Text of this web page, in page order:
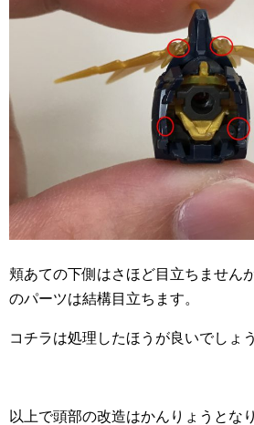
頬あての下側はさほど目立ちません
のパーツは結構目立ちます。
コチラは処理したほうが良いでしょう
以上で頭部の改造はかんりょうとな